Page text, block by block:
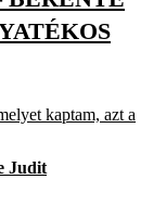
kaptam, azt a
Judit